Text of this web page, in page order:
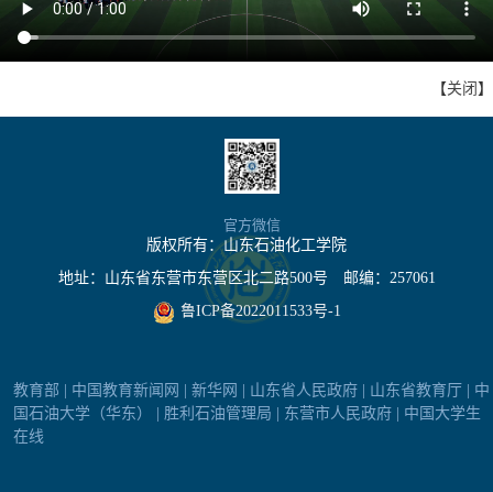
【关闭 】
官方微信
版权所有：山东石油化工学院
地址：山东省东营市东营区北二路500号 邮编： 257061
鲁ICP备2022011533号-1
教育部 | 中国教育新闻网 | 新华网 | 山东省人民政府 | 山东省教育厅 | 中
国石油大学（华东）
| 胜利石油管理局 | 东营市人民政府 | 中国大学生
在线